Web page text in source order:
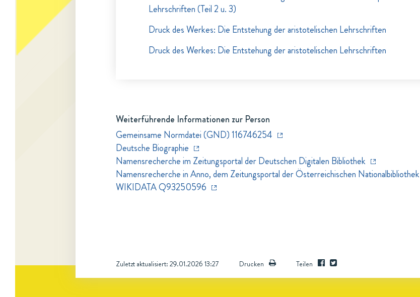
Lehrschriften (Teil 2 u. 3)
Druck des Werkes: Die Entstehung der aristotelischen Lehrschriften
Druck des Werkes: Die Entstehung der aristotelischen Lehrschriften
Weiterführende Informationen zur Person
Gemeinsame Normdatei (GND) 116746254
Deutsche Biographie
Namensrecherche im Zeitungsportal der Deutschen Digitalen Bibliothek
Namensrecherche in Anno, dem Zeitungsportal der Österreichischen Nationalbibliothek
WIKIDATA Q93250596
Zuletzt aktualisiert: 29.01.2026 13:27 Drucken Teilen